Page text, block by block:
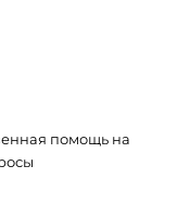
помощь на